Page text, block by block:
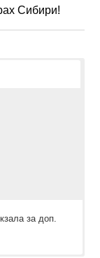
Сибири!
за доп.